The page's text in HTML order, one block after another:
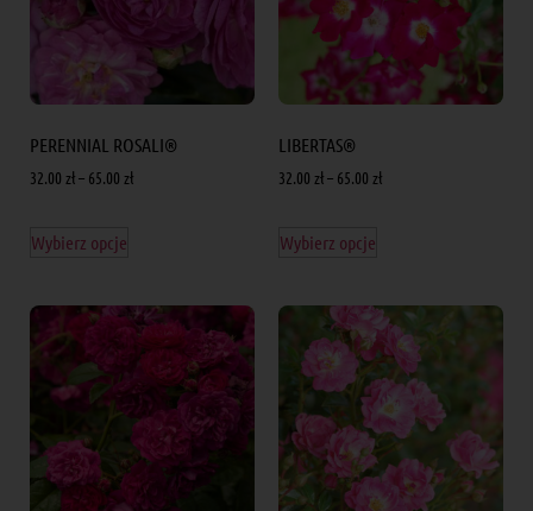
PERENNIAL ROSALI®
32.00 zł– 65.00 zł
Wybierz opcje
LIBERTAS®
32.00 zł– 65.00 zł
Wybierz opcje